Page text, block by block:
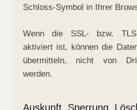
Schloss-Symbol in Ihrer
Wenn die SSL- bzw. TLS-
aktiviert ist, können die
übermitteln, nicht von
werden.
Auskunft, Sperrung,